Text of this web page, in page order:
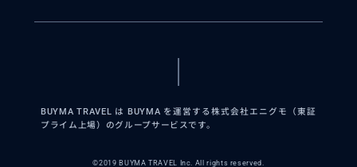
BUYMA TRAVEL は BUYMA を運営する株式会社エニグモ（東証
プライム上場）のグループサービスです。
©2019 BUYMA TRAVEL Inc. All rights reserved.